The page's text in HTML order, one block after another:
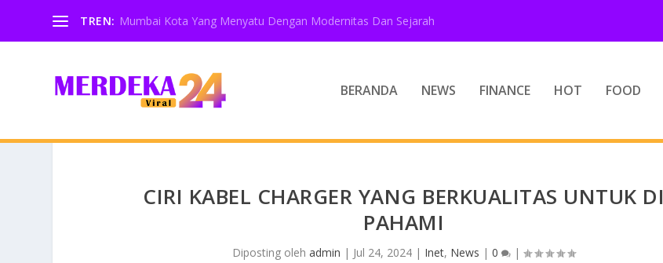
TREN: Mumbai Kota Yang Menyatu Dengan Modernitas Dan Sejarah
BERANDA NEWS FINANCE HOT FOOD
CIRI KABEL CHARGER YANG BERKUALITAS UNTUK DI
PAHAMI
Diposting olehadmin | Jul 24, 2024 | Inet, News |0 |